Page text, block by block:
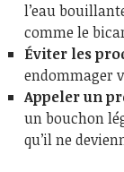
l’eau
comme le
Éviter les
endommager
Appeler un
un bouchon
qu’il ne